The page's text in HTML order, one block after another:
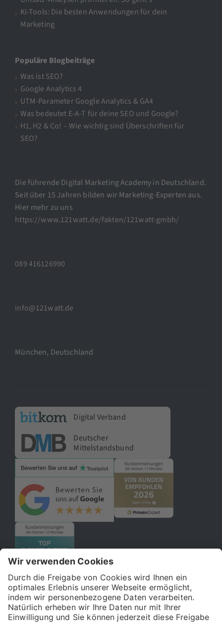
KI-Tools: Die besten Anwendungen für dein
Marketing
Populäre Blogbeiträge
Was ist SEO?
Google Analytics 4
UTM-Parameter Google Analytics & GA4
Was bedeutet E-A-T für deine SEO und Google?
H1, H2 & Co! – Wie wichtig sind Überschriften für
SEO?
Die führende Digital Marketing Academy in Deutschland.
Seit über 15 Jahren bilden wir Marketing-Experten aus.
Hier mehr zu uns
https://www.121watt.de/fakten/121watt-gmbh/
089 416126990
info@121watt.de
München, Deutschland
Digital Verband
Deutscher
Mittelstandsbund